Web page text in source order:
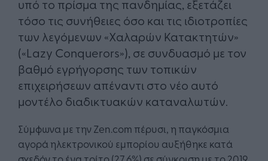
υπό το πρίσμα της πανδημίας, εξετάζει
τόσο τις συνήθειες όσο και τις ιδιοτροπίες
των λεγόμενων «Χαλαρών Κατακτητών»
(«Lazy Conquerors»), σε συνδυασμό με τον
βαθμό εγρήγορσης των τοπικών
επιχειρήσεων απέναντι στο νέο αυτό
μοντέλο διαδικτυακών καταναλωτών.
Σύμφωνα με την Zen.com πέρυσι, η παγκόσμια
αγορά ηλεκτρονικού εμπορίου αυξήθηκε κατά